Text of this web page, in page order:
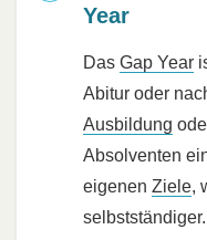
Year
Das Gap Year
Abitur oder
Ausbildung
Absolventen
eigenen Ziele,
selbstständiger.